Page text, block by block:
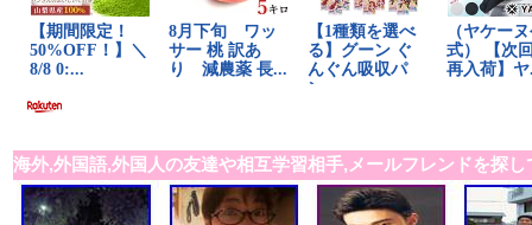
海外,外国語,外国人の友達や相互学習相手,メールフレンドを探し